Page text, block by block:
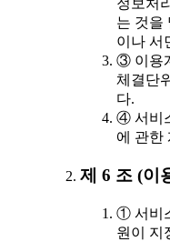
는 것을
이나 서
③ 이용
체결단
다.
④ 서비
에 관한
제 6 조 (이
① 서비
원이 지